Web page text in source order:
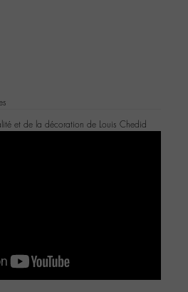
et de la décoration de Louis Chedid